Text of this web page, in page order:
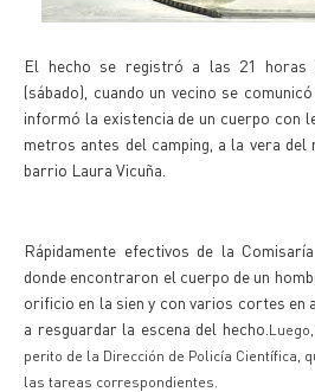
El hecho se registró a las 21 horas
(sábado), cuando un vecino se
informó la existencia de un cuerpo con
metros antes del camping, a la vera del
barrio Laura Vicuña.
Rápidamente efectivos de la
donde encontraron el cuerpo de un
orificio en la sien y con varios cortes en
a resguardar la escena del hecho.
perito de la Dirección de Policía Científica,
las tareas correspondientes.